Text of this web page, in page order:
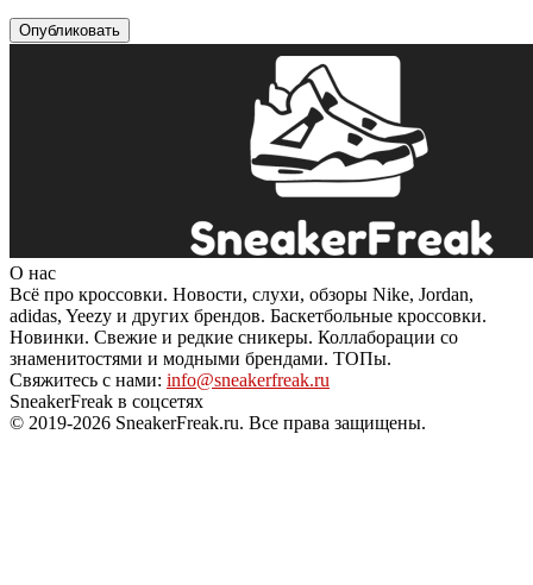
О нас
Всё про кроссовки. Новости, слухи, обзоры Nike, Jordan,
adidas, Yeezy и других брендов. Баскетбольные кроссовки.
Новинки. Свежие и редкие сникеры. Коллаборации со
знаменитостями и модными брендами. ТОПы.
Свяжитесь с нами: info@sneakerfreak.ru
SneakerFreak в соцсетях
© 2019-2026 SneakerFreak.ru. Все права защищены.